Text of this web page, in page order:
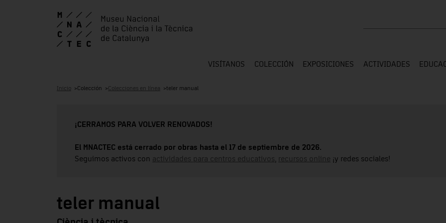
VISÍTANOS COLECCIÓN EXPOSICIONES ACTIVIDADES
Inicio Colección Colecciones en línea teler manual
¡CERRAMOS PARA VOLVER RENOVADOS!
El MNACTEC está cerrado por obras hasta el 17 de septiembre de 2026.
Seguimos activos con actividades para centros educativos recursos online ¡y redes sociales!
teler manual